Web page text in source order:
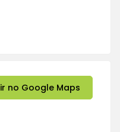
no Google Maps